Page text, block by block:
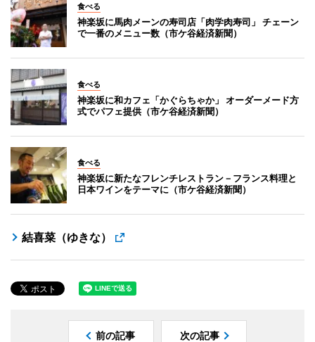
食べる
神楽坂に馬肉メーンの寿司店「肉学肉寿司」 チェーン
で一番のメニュー数（市ケ谷経済新聞）
食べる
神楽坂に和カフェ「かぐらちゃか」 オーダーメード方
式でパフェ提供（市ケ谷経済新聞）
食べる
神楽坂に新たなフレンチレストラン－フランス料理と
日本ワインをテーマに（市ケ谷経済新聞）
結喜菜（ゆきな）
前の記事 次の記事